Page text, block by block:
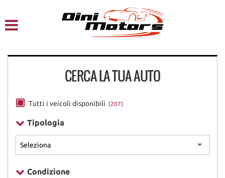
NOLEGGIO A BREVE TERMINE
CERCA LA TUA AUTO
Tutti i veicoli disponibili (207)
Tipologia
Condizione